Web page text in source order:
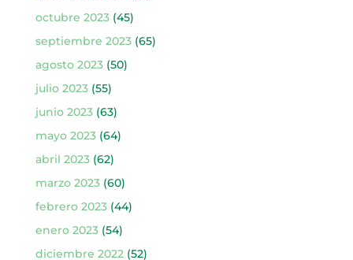
octubre 2023(45)
septiembre 2023(65)
agosto 2023(50)
julio 2023(55)
junio 2023(63)
mayo 2023(64)
abril 2023(62)
marzo 2023(60)
febrero 2023(44)
enero 2023(54)
diciembre 2022(52)